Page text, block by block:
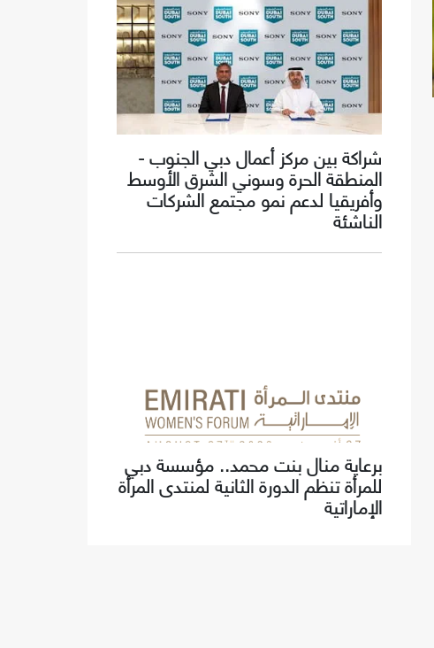
شراكة بين مركز أعمال دبي الجنوب -
المنطقة الحرة وسوني الشرق الأوسط
وأفريقيا لدعم نمو مجتمع الشركات
الناشئة
برعاية منال بنت محمد.. مؤسسة دبي
للمرأة تنظم الدورة الثانية لمنتدى المرأة
الإماراتية